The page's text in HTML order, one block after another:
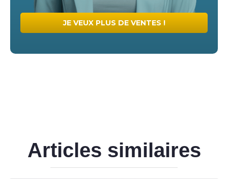
JE VEUX PLUS DE VENTES !
Articles similaires